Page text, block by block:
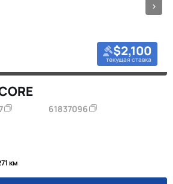
$2,100
текущая ставка
61837096
км